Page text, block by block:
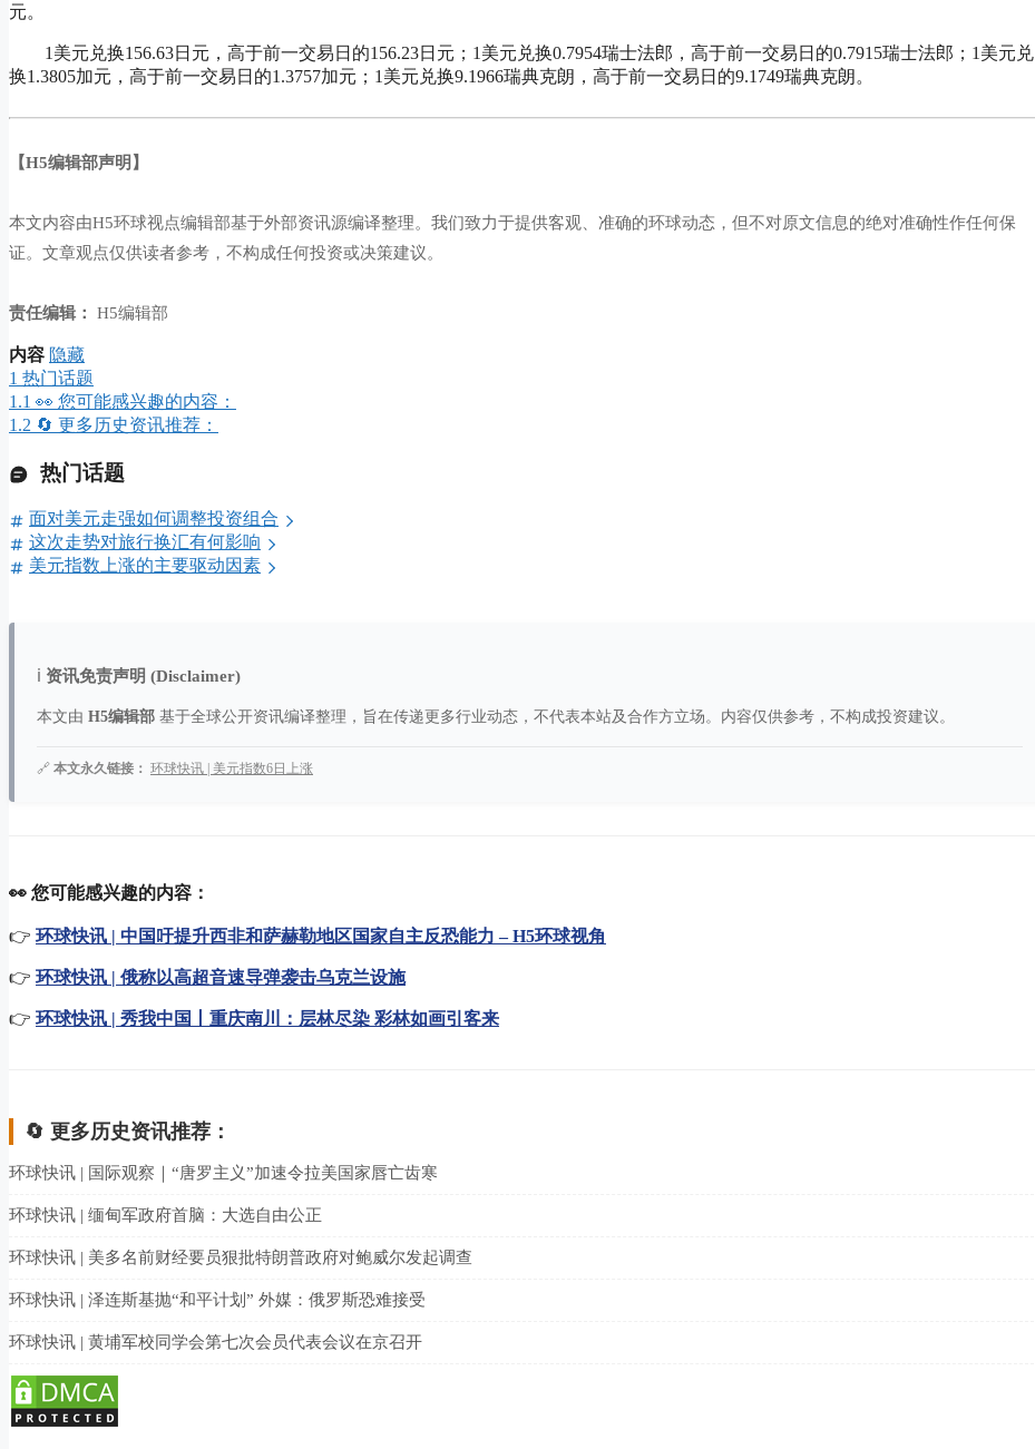
元。
1美元兑换156.63日元，高于前一交易日的156.23日元；1美元兑换0.7954瑞士法郎，高于前一交易日的0.7915瑞士法郎；1美元兑
换1.3805加元，高于前一交易日的1.3757加元；1美元兑换9.1966瑞典克朗，高于前一交易日的9.1749瑞典克朗。
【H5编辑部声明】
本文内容由H5环球视点编辑部基于外部资讯源编译整理。我们致力于提供客观、准确的环球动态，但不对原文信息的绝对准确性作任何保
证。文章观点仅供读者参考，不构成任何投资或决策建议。
责任编辑： H5编辑部
内容 隐藏
1 热门话题
1.1 👀 您可能感兴趣的内容：
1.2 🔄 更多历史资讯推荐：
热门话题
面对美元走强如何调整投资组合
这次走势对旅行换汇有何影响
美元指数上涨的主要驱动因素
ℹ️ 资讯免责声明 (Disclaimer)
本文由 H5编辑部 基于全球公开资讯编译整理，旨在传递更多行业动态，不代表本站及合作方立场。内容仅供参考，不构成投资建议。
🔗 本文永久链接： 环球快讯 | 美元指数6日上涨
👀 您可能感兴趣的内容：
👉 环球快讯 | 中国吁提升西非和萨赫勒地区国家自主反恐能力 – H5环球视角
👉 环球快讯 | 俄称以高超音速导弹袭击乌克兰设施
👉 环球快讯 | 秀我中国丨重庆南川：层林尽染 彩林如画引客来
🔄 更多历史资讯推荐：
环球快讯 | 国际观察｜“唐罗主义”加速令拉美国家唇亡齿寒
环球快讯 | 缅甸军政府首脑：大选自由公正
环球快讯 | 美多名前财经要员狠批特朗普政府对鲍威尔发起调查
环球快讯 | 泽连斯基抛“和平计划” 外媒：俄罗斯恐难接受
环球快讯 | 黄埔军校同学会第七次会员代表会议在京召开